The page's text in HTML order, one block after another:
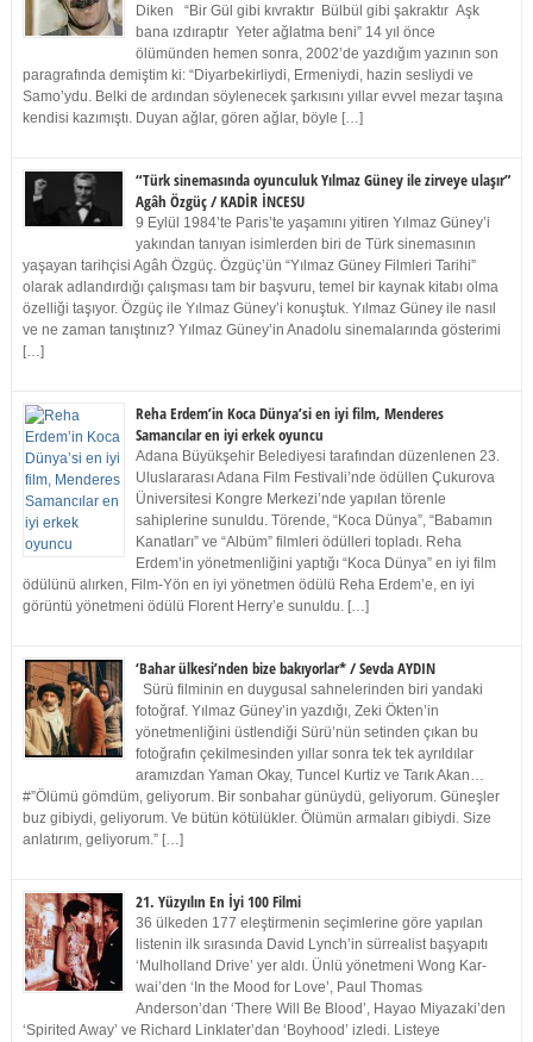
Diken “Bir Gül gibi kıvraktır Bülbül gibi şakraktır Aşk
bana ızdıraptır Yeter ağlatma beni” 14 yıl önce
ölümünden hemen sonra, 2002’de yazdığım yazının son
paragrafında demiştim ki: “Diyarbekirliydi, Ermeniydi, hazin sesliydi ve
Samo’ydu. Belki de ardından söylenecek şarkısını yıllar evvel mezar taşına
kendisi kazımıştı. Duyan ağlar, gören ağlar, böyle […]
“Türk sinemasında oyunculuk Yılmaz Güney ile zirveye ulaşır”
Agâh Özgüç / KADİR İNCESU
9 Eylül 1984’te Paris’te yaşamını yitiren Yılmaz Güney’i
yakından tanıyan isimlerden biri de Türk sinemasının
yaşayan tarihçisi Agâh Özgüç. Özgüç’ün “Yılmaz Güney Filmleri Tarihi”
olarak adlandırdığı çalışması tam bir başvuru, temel bir kaynak kitabı olma
özelliği taşıyor. Özgüç ile Yılmaz Güney’i konuştuk. Yılmaz Güney ile nasıl
ve ne zaman tanıştınız? Yılmaz Güney’in Anadolu sinemalarında gösterimi
[…]
Reha Erdem’in Koca Dünya’si en iyi film, Menderes
Samancılar en iyi erkek oyuncu
Adana Büyükşehir Belediyesi tarafından düzenlenen 23.
Uluslararası Adana Film Festivali’nde ödüllen Çukurova
Üniversitesi Kongre Merkezi’nde yapılan törenle
sahiplerine sunuldu. Törende, “Koca Dünya”, “Babamın
Kanatları” ve “Albüm” filmleri ödülleri topladı. Reha
Erdem’in yönetmenliğini yaptığı “Koca Dünya” en iyi film
ödülünü alırken, Film-Yön en iyi yönetmen ödülü Reha Erdem’e, en iyi
görüntü yönetmeni ödülü Florent Herry’e sunuldu. […]
‘Bahar ülkesi’nden bize bakıyorlar* / Sevda AYDIN
Sürü filminin en duygusal sahnelerinden biri yandaki
fotoğraf. Yılmaz Güney’in yazdığı, Zeki Ökten’in
yönetmenliğini üstlendiği Sürü’nün setinden çıkan bu
fotoğrafın çekilmesinden yıllar sonra tek tek ayrıldılar
aramızdan Yaman Okay, Tuncel Kurtiz ve Tarık Akan…
#”Ölümü gömdüm, geliyorum. Bir sonbahar günüydü, geliyorum. Güneşler
buz gibiydi, geliyorum. Ve bütün kötülükler. Ölümün armaları gibiydi. Size
anlatırım, geliyorum.” […]
21. Yüzyılın En İyi 100 Filmi
36 ülkeden 177 eleştirmenin seçimlerine göre yapılan
listenin ilk sırasında David Lynch’in sürrealist başyapıtı
‘Mulholland Drive’ yer aldı. Ünlü yönetmeni Wong Kar-
wai’den ‘In the Mood for Love’, Paul Thomas
Anderson’dan ‘There Will Be Blood’, Hayao Miyazaki’den
‘Spirited Away’ ve Richard Linklater’dan ‘Boyhood’ izledi. Listeye